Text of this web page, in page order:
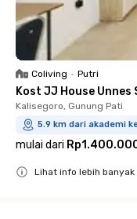
Coliving • Putri
Kost JJ House Unnes
Kalisegoro, Gunung Pati
5.9 km dari akademi
mulai dari
Lihat info lebih banyak